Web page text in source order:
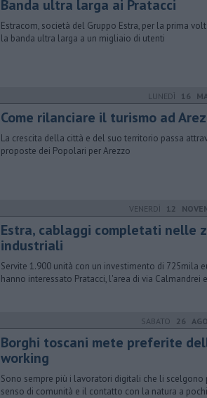
Banda ultra larga ai Pratacci
Estracom, società del Gruppo Estra, per la prima
la banda ultra larga a un migliaio di utenti
LUNEDÌ 16
Come rilanciare il turismo ad
La crescita della città e del suo territorio passa
proposte dei Popolari per Arezzo
VENERDÌ 12
Estra, cablaggi completati nelle
industriali
Servite 1.900 unità con un investimento di 725mila
hanno interessato Pratacci, l'area di via Calmandrei
SABATO 26
Borghi toscani mete preferite
working
Sono sempre più i lavoratori digitali che li scelgono
senso di comunità e il contatto con la natura a